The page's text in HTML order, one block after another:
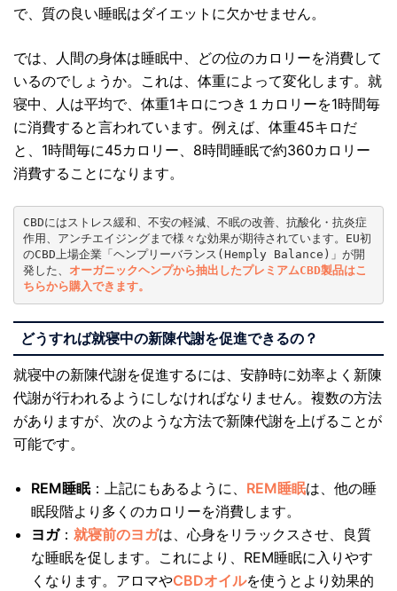
で、質の良い睡眠はダイエットに欠かせません。
では、人間の身体は睡眠中、どの位のカロリーを消費して
いるのでしょうか。これは、体重によって変化します。就
寝中、人は平均で、体重1キロにつき１カロリーを1時間毎
に消費すると言われています。例えば、体重45キロだ
と、1時間毎に45カロリー、8時間睡眠で約360カロリー
消費することになります。
CBDにはストレス緩和、不安の軽減、不眠の改善、抗酸化・抗炎症
作用、アンチエイジングまで様々な効果が期待されています。EU初
のCBD上場企業「ヘンプリーバランス(Hemply Balance)」が開
発した、 オーガニックヘンプから抽出したプレミアムCBD製品はこ
どうすれば就寝中の新陳代謝を促進できるの？
就寝中の新陳代謝を促進するには、安静時に効率よく新陳
代謝が行われるようにしなければなりません。複数の方法
がありますが、次のような方法で新陳代謝を上げることが
可能です。
REM睡眠：上記にもあるように、 REM睡眠は、他の睡
眠段階より多くのカロリーを消費します。
ヨガ： 就寝前のヨガは、心身をリラックスさせ、良質
な睡眠を促します。これにより、REM睡眠に入りやす
くなります。アロマやCBDオイルを使うとより効果的